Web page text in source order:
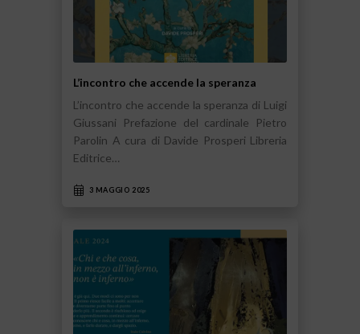
L’incontro che accende la speranza
L’incontro che accende la speranza di Luigi
Giussani Prefazione del cardinale Pietro
Parolin A cura di Davide Prosperi Libreria
Editrice…
3 MAGGIO 2025